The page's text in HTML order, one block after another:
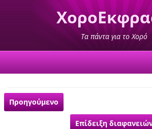
Τα πάντα για το Χορό
Προηγούμενο
Επίδειξη